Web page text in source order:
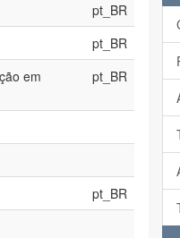
pt_BR
pt_BR
em
pt_BR
pt_BR